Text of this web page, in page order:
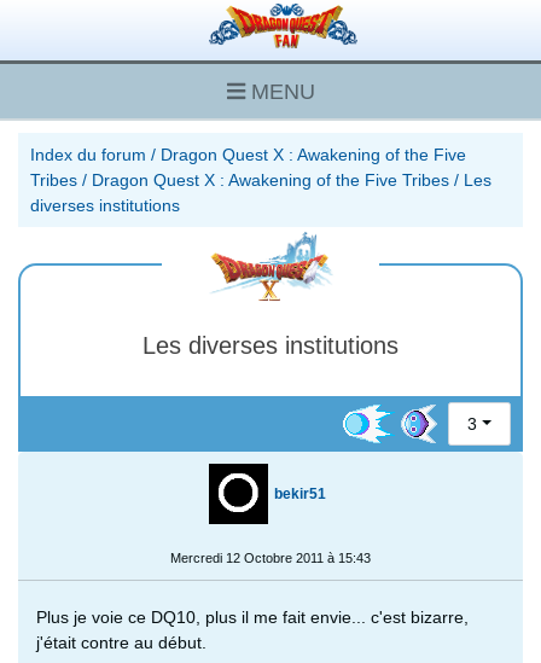
MENU
Index du forum / Dragon Quest X : Awakening of the Five
Tribes / Dragon Quest X : Awakening of the Five Tribes / Les
diverses institutions
Les diverses institutions
3
bekir51
Mercredi 12 Octobre 2011 à 15:43
Plus je voie ce DQ10, plus il me fait envie... c'est bizarre,
j'était contre au début.